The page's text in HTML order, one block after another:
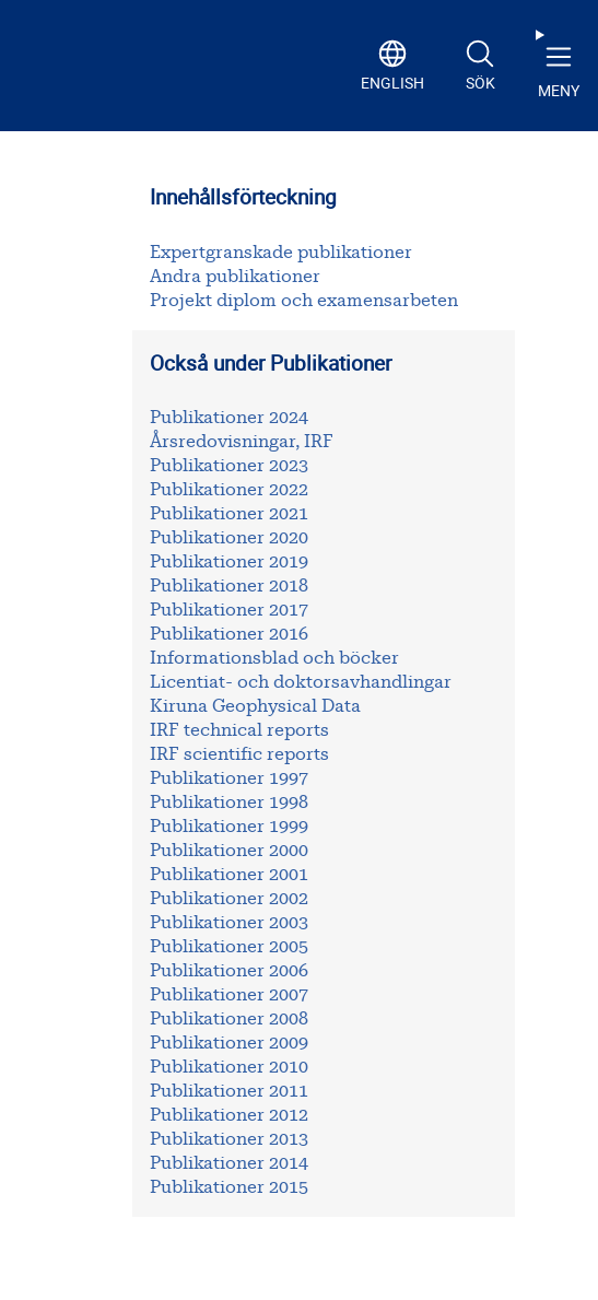
ENGLISH SÖK MENY
Innehållsförteckning
Expertgranskade publikationer
Andra publikationer
Projekt diplom och examensarbeten
Också under Publikationer
Publikationer 2024
Årsredovisningar, IRF
Publikationer 2023
Publikationer 2022
Publikationer 2021
Publikationer 2020
Publikationer 2019
Publikationer 2018
Publikationer 2017
Publikationer 2016
Informationsblad och böcker
Licentiat- och doktorsavhandlingar
Kiruna Geophysical Data
IRF technical reports
IRF scientific reports
Publikationer 1997
Publikationer 1998
Publikationer 1999
Publikationer 2000
Publikationer 2001
Publikationer 2002
Publikationer 2003
Publikationer 2005
Publikationer 2006
Publikationer 2007
Publikationer 2008
Publikationer 2009
Publikationer 2010
Publikationer 2011
Publikationer 2012
Publikationer 2013
Publikationer 2014
Publikationer 2015